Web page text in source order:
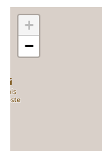
+
−